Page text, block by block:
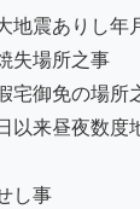
地震ありし年
失場所之事
宅御免の場所
以来昼夜数度
し事